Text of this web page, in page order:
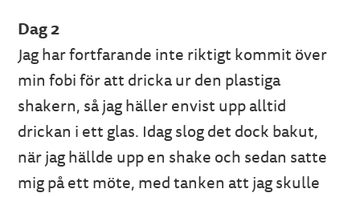
Dag 2
Jag har fortfarande inte riktigt kommit över
min fobi för att dricka ur den plastiga
shakern, så jag häller envist upp alltid
drickan i ett glas. Idag slog det dock bakut,
när jag hällde upp en shake och sedan satte
mig på ett möte, med tanken att jag skulle